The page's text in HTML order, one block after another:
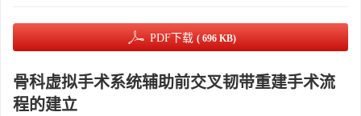
PDF下载 ( 696 KB)
骨科虚拟手术系统辅助前交叉韧带重建手术流
程的建立